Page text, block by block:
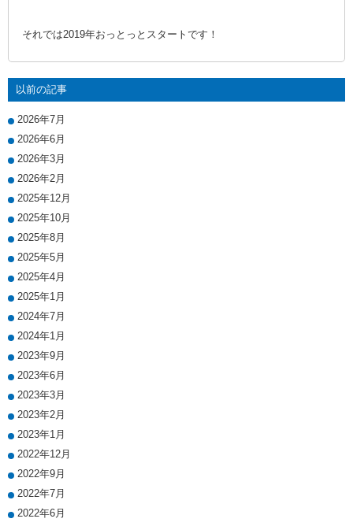
それでは2019年おっとっとスタートです！
以前の記事
2026年7月
2026年6月
2026年3月
2026年2月
2025年12月
2025年10月
2025年8月
2025年5月
2025年4月
2025年1月
2024年7月
2024年1月
2023年9月
2023年6月
2023年3月
2023年2月
2023年1月
2022年12月
2022年9月
2022年7月
2022年6月